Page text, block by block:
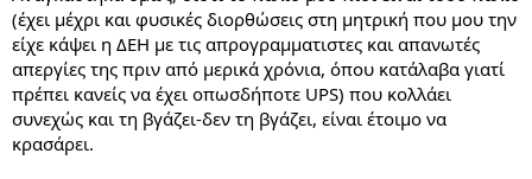
(έχει μέχρι και φυσικές διορθώσεις στη μητρική που μου την
είχε κάψει η ΔΕΗ με τις απρογραμματιστες και απανωτές
απεργίες της πριν από μερικά χρόνια, όπου κατάλαβα γιατί
πρέπει κανείς να έχει οπωσδήποτε UPS) που κολλάει
συνεχώς και τη βγάζει-δεν τη βγάζει, είναι έτοιμο να
κρασάρει.